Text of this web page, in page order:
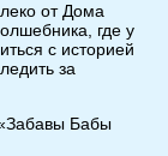
от Дома
где у
с историей
за
Бабы